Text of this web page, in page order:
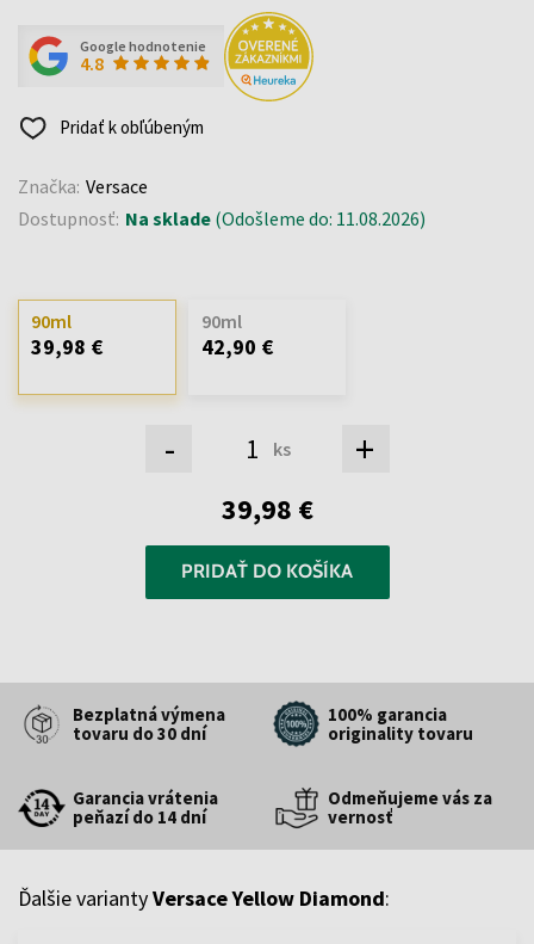
Google hodnotenie
4.8
Pridať k obľúbeným
Značka: Versace
Dostupnosť: Na sklade (Odošleme do: 11.08.2026)
- ks +
90ml
39,98 €
90ml
42,90 €
39,98 €
PRIDAŤ DO KOŠÍKA
Bezplatná výmena
tovaru do 30 dní
100% garancia
originality tovaru
Garancia vrátenia
peňazí do 14 dní
Odmeňujeme vás za
vernosť
Ďalšie variantyVersace Yellow Diamond: